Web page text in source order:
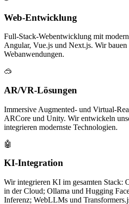
Web-Entwicklung
Full-Stack-Webentwicklung mit
Angular, Vue.js und Next.js. Wir bauen
Webanwendungen.
🥽
AR/VR-Lösungen
Immersive Augmented- und Virtual-
ARCore und Unity. Wir entwickeln
integrieren modernste Technologien.
🤖
KI-Integration
Wir integrieren KI im gesamten Stack:
in der Cloud; Ollama und Hugging
Inferenz; WebLLMs und